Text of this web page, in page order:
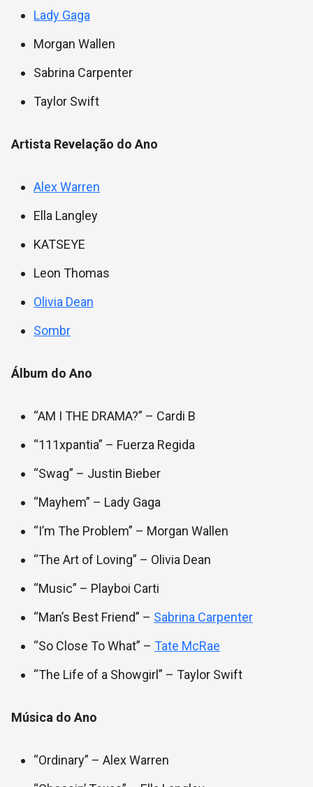
Lady Gaga
Morgan Wallen
Sabrina Carpenter
Taylor Swift
Artista Revelação do Ano
Alex Warren
Ella Langley
KATSEYE
Leon Thomas
Olivia Dean
Sombr
Álbum do Ano
“AM I THE DRAMA?” – Cardi B
“111xpantia” – Fuerza Regida
“Swag” – Justin Bieber
“Mayhem” – Lady Gaga
“I’m The Problem” – Morgan Wallen
“The Art of Loving” – Olivia Dean
“Music” – Playboi Carti
“Man’s Best Friend” – Sabrina Carpenter
“So Close To What” – Tate McRae
“The Life of a Showgirl” – Taylor Swift
Música do Ano
“Ordinary” – Alex Warren